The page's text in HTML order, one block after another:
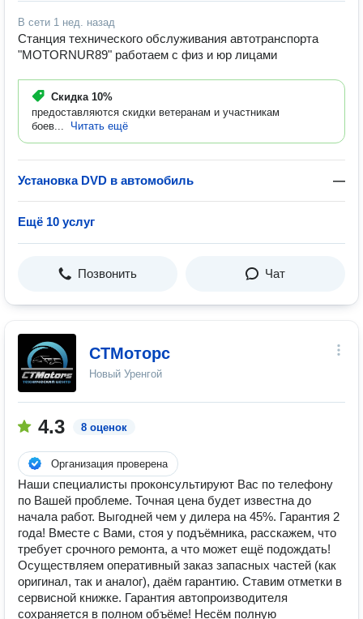
В сети 1 нед. назад
Станция технического обслуживания автотранспорта
"MOTORNUR89" работаем с физ и юр лицами
Скидка 10%
предоставляются скидки ветеранам и участникам
боев...
Читать ещё
Установка DVD в автомобиль —
Ещё 10 услуг
Позвонить Чат
СТМоторс
Новый Уренгой
4.3 8 оценок
Организация проверена
Наши специалисты проконсультируют Вас по телефону
по Вашей проблеме. Точная цена будет известна до
начала работ. Выгодней чем у дилера на 45%. Гарантия 2
года! Вместе с Вами, стоя у подъёмника, расскажем, что
требует срочного ремонта, а что может ещё подождать!
Осуществляем оперативный заказ запасных частей (как
оригинал, так и аналог), даём гарантию. Ставим отметки в
сервисной книжке. Гарантия автопроизводителя
сохраняется в полном объёме! Несём полную